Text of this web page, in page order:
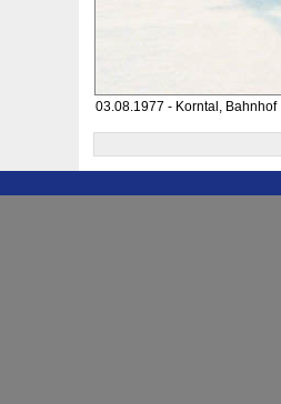
03.08.1977 - Korntal, Bahnhof